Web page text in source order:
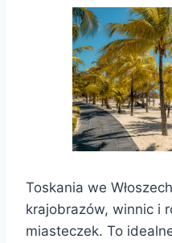
Toskania we
krajobrazów, winnic i
miasteczek. To